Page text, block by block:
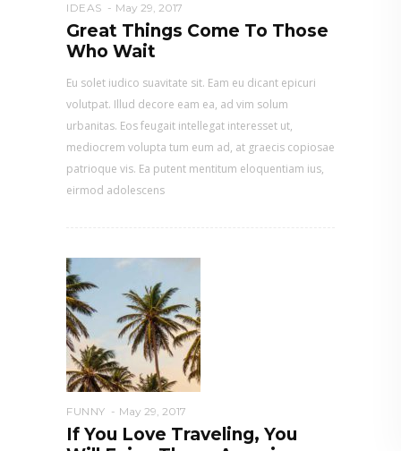
IDEAS May 29, 2017
Great Things Come To Those
Who Wait
Eu solet iudico suavitate sit. Eam eu dicant epicuri
volutpat. Illud decore eam ea, ad vim solum
urbanitas. Eos feugait intellegat interesset ut,
mediocrem volupta tum eum ad, at graecis copiosae
patrioque vis. Ea putent mentitum eloquentiam ius,
eirmod adolescens
FUNNY May 29, 2017
If You Love Traveling, You